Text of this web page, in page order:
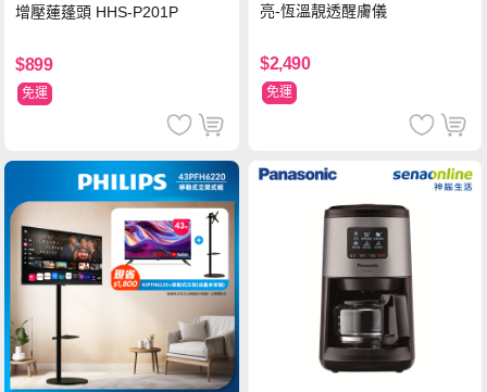
增壓蓮蓬頭 HHS-P201P
$899
免運
亮-恆溫靚透醒膚儀
$2,490
免運